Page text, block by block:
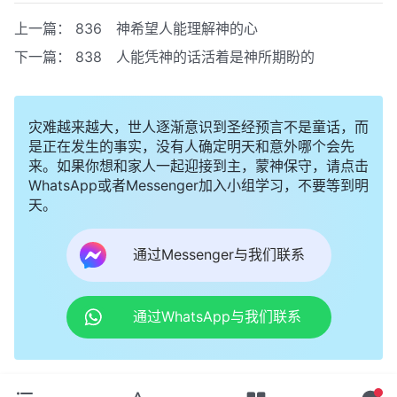
上一篇： 836 神希望人能理解神的心
下一篇： 838 人能凭神的话活着是神所期盼的
灾难越来越大，世人逐渐意识到圣经预言不是童话，而
是正在发生的事实，没有人确定明天和意外哪个会先
来。如果你想和家人一起迎接到主，蒙神保守，请点击
WhatsApp或者Messenger加入小组学习，不要等到明
天。
通过Messenger与我们联系
通过WhatsApp与我们联系